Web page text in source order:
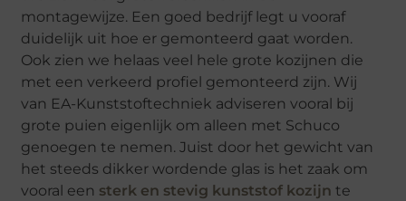
montagewijze. Een goed bedrijf legt u vooraf
duidelijk uit hoe er gemonteerd gaat worden.
Ook zien we helaas veel hele grote kozijnen die
met een verkeerd profiel gemonteerd zijn. Wij
van EA-Kunststoftechniek adviseren vooral bij
grote puien eigenlijk om alleen met Schuco
genoegen te nemen. Juist door het gewicht van
het steeds dikker wordende glas is het zaak om
vooral een sterk en stevig kunststof kozijn te